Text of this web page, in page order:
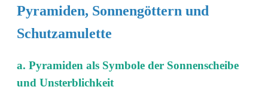
Pyramiden, Sonnengöttern und
Schutzamulette
a. Pyramiden als Symbole der Sonnenscheibe
und Unsterblichkeit